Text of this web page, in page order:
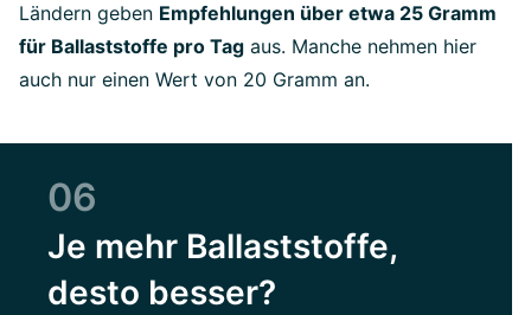
Ländern geben Empfehlungen über etwa 25 Gramm
für Ballaststoffe pro Tag aus. Manche nehmen hier
auch nur einen Wert von 20 Gramm an.
06
Je mehr Ballaststoffe,
desto besser?